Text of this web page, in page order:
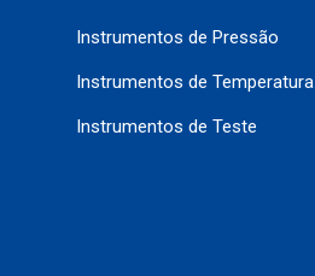
Instrumentos de Pressão
Instrumentos de Temperatura
Instrumentos de Teste